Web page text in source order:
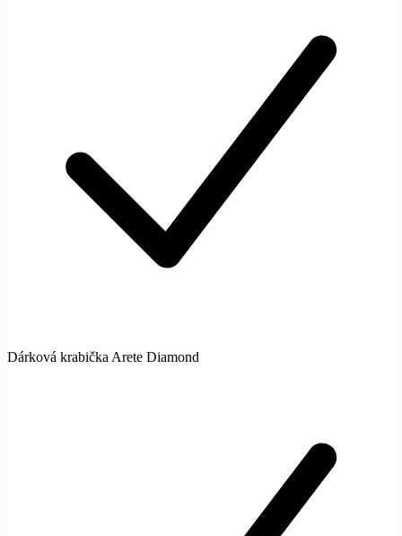
Dárková krabička Arete Diamond